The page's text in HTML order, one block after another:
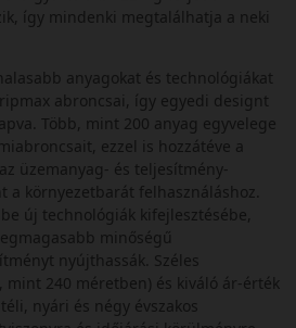
így mindenki megtalálhatja a neki
anyagokat és technológiákat
abroncsai, így egyedi designt
Több, mint 200 anyag egyvelege
ezzel is hozzátéve a
üzemanyag- és teljesítmény-
a környezetbarát felhasználáshoz.
új technológiák kifejlesztésébe,
minőségű
nyújthassák. Széles
mint 240 méretben) és kiváló ár-érték
nyári és négy évszakos